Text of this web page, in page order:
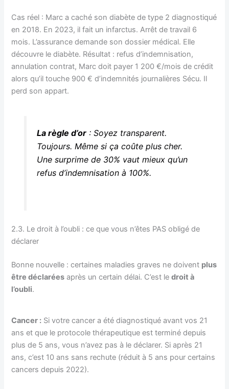
Cas réel : Marc a caché son diabète de type 2 diagnostiqué
en 2018. En 2023, il fait un infarctus. Arrêt de travail 6
mois. L’assurance demande son dossier médical. Elle
découvre le diabète. Résultat : refus d’indemnisation,
annulation contrat, Marc doit payer 1 200 €/mois de crédit
alors qu’il touche 900 € d’indemnités journalières Sécu. Il
perd son appart.
La règle d’or: Soyez transparent.
Toujours. Même si ça coûte plus cher.
Une surprime de 30% vaut mieux qu’un
refus d’indemnisation à 100%.
2.3. Le droit à l’oubli : ce que vous n’êtes PAS obligé de
déclarer
Bonne nouvelle : certaines maladies graves ne doivent plus
être déclarées après un certain délai. C’est ledroit à
l’oubli.
Cancer : Si votre cancer a été diagnostiqué avant vos 21
ans et que le protocole thérapeutique est terminé depuis
plus de 5 ans, vous n’avez pas à le déclarer. Si après 21
ans, c’est 10 ans sans rechute (réduit à 5 ans pour certains
cancers depuis 2022).